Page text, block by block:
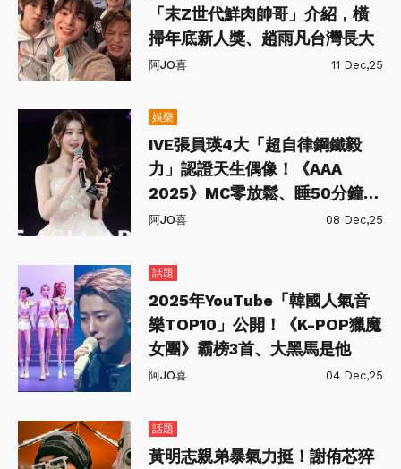
「末Z世代鮮肉帥哥」介紹，橫
掃年底新人獎、趙雨凡台灣長大
阿JO喜 11 Dec,25
娛樂
IVE張員瑛4大「超自律鋼鐵毅
力」認證天生偶像！《AAA
2025》MC零放鬆、睡50分鐘去
當兵
阿JO喜 08 Dec,25
話題
2025年YouTube「韓國人氣音
樂TOP10」公開！《K-POP獵魔
女團》霸榜3首、大黑馬是他
阿JO喜 04 Dec,25
話題
黃明志親弟暴氣力挺！謝侑芯猝